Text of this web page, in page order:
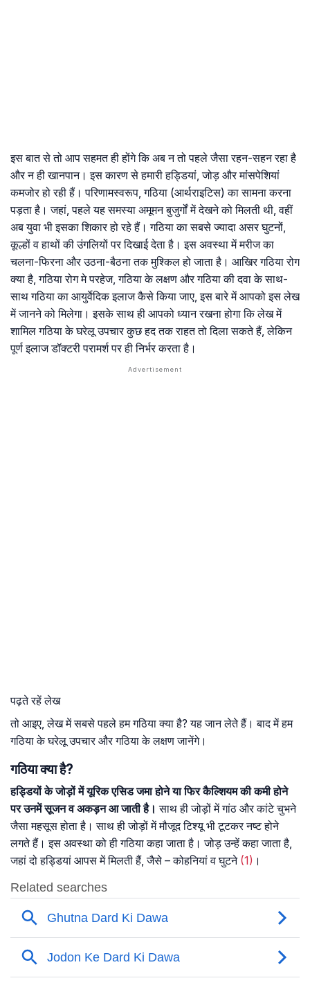
इस बात से तो आप सहमत ही होंगे कि अब न तो पहले जैसा रहन-सहन रहा है
और न ही खानपान। इस कारण से हमारी हड्डियां, जोड़ और मांंसपेशियां
कमजोर हो रही हैं। परिणामस्वरूप, गठिया (आर्थराइटिस) का सामना करना
पड़ता है। जहां, पहले यह समस्या अमूमन बुजुर्गों में देखने को मिलती थी, वहीं
अब युवा भी इसका शिकार हो रहे हैं। गठिया का सबसे ज्यादा असर घुटनों,
कूल्हों व हाथों की उंगलियों पर दिखाई देता है। इस अवस्था में मरीज का
चलना-फिरना और उठना-बैठना तक मुश्किल हो जाता है। आखिर गठिया रोग
क्या है, गठिया रोग मे परहेज, गठिया के लक्षण और गठिया की दवा के साथ-
साथ गठिया का आयुर्वेदिक इलाज कैसे किया जाए, इस बारे में आपको इस लेख
में जानने को मिलेगा। इसके साथ ही आपको ध्यान रखना होगा कि लेख में
शामिल गठिया के घरेलू उपचार कुछ हद तक राहत तो दिला सकते हैं, लेकिन
पूर्ण इलाज डॉक्टरी परामर्श पर ही निर्भर करता है।
पढ़ते रहें लेख
तो आइए, लेख में सबसे पहले हम गठिया क्या है? यह जान लेते हैं। बाद में हम
गठिया के घरेलू उपचार और गठिया के लक्षण जानेंगे।
गठिया क्या है?
हड्डियों के जोड़ों में यूरिक एसिड जमा होने या फिर कैल्शियम की कमी होने
पर उनमें सूजन व अकड़न आ जाती है। साथ ही जोड़ों में गांठ और कांटे चुभने
जैसा महसूस होता है। साथ ही जोड़ों में मौजूद टिश्यू भी टूटकर नष्ट होने
लगते हैं। इस अवस्था को ही गठिया कहा जाता है। जोड़ उन्हें कहा जाता है,
जहां दो हड्डियां आपस में मिलती हैं, जैसे – कोहनियां व घुटने (1) ।